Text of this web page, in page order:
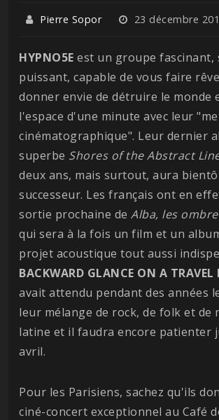
Pierre Sopor 23 décembre
HYPNO5E est un groupe fascinant,
puissant, capable de vous faire
donner envie de détruire le monde
l'espace d'une minute avec leur
cinématographique". Leur dernier
superbe Shores of the Abstract
deux ans, mais surtout, aura
successeur. Les français ont en
sortie prochaine de Alba, les
qui sera à la fois un film et un
projet acoustique tout aussi
BACKWARD GLANCE ON A TRAVEL
avait attendu pendant des années
leur mélange de rock, de folk et de
latine et il faudra encore patienter
avril.
Pour les Parisiens, sachez qu'ils
ciné-concert exceptionnel au Café